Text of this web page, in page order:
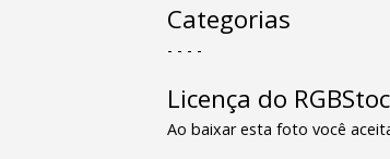
Categorias
- - - -
Licença do
Ao baixar esta foto você